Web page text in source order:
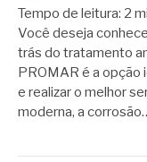
Tempo de leitura: 2
Você deseja
trás do tratamento
PROMAR é a opção
e realizar o melhor
moderna, a